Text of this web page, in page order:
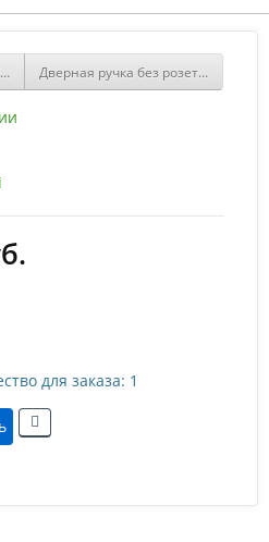
Morelli HORIZONT-SM CRO
Дверная ручка без розетки Morelli
для заказа: 1